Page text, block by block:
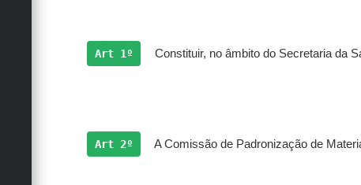
Art 1º Constituir, no âmbito do Secretaria da
Art 2º A Comissão de Padronização de